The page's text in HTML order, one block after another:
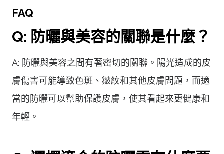
FAQ
Q: 防曬與美容的關聯是什麼？
A: 防曬與美容之間有著密切的關聯。陽光造成的皮
膚傷害可能導致色斑、皺紋和其他皮膚問題，而適
當的防曬可以幫助保護皮膚，使其看起來更健康和
年輕。